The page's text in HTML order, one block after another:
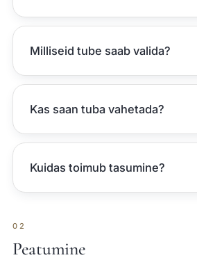
Milliseid tube saab valida?
Kas saan tuba vahetada?
Kuidas toimub tasumine?
02
Peatumine